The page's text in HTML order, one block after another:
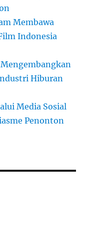
Membawa
Indonesia
Hiburan
Media Sosial
Penonton